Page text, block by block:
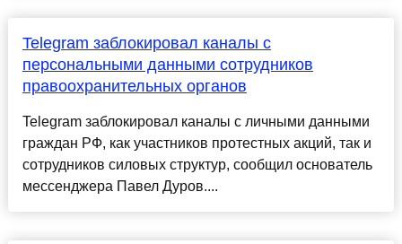
Telegram заблокировал каналы с
персональными данными сотрудников
правоохранительных органов
Telegram заблокировал каналы с личными данными
граждан РФ, как участников протестных акций, так и
сотрудников силовых структур, сообщил основатель
мессенджера Павел Дуров....